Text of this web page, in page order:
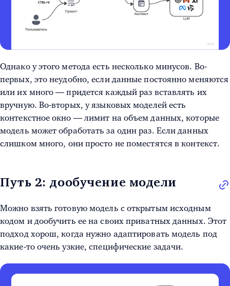
Однако у этого метода есть несколько минусов. Во-
первых, это неудобно, если данные постоянно меняются
или их много — придется каждый раз вставлять их
вручную. Во-вторых, у языковых моделей есть
контекстное окно — лимит на объем данных, которые
модель может обработать за один раз. Если данных
слишком много, они просто не поместятся в контекст.
Путь 2: дообучение модели
Можно взять готовую модель с открытым исходным
кодом и дообучить ее на своих приватных данных. Этот
подход хорош, когда нужно адаптировать модель под
какие-то очень узкие, специфические задачи.